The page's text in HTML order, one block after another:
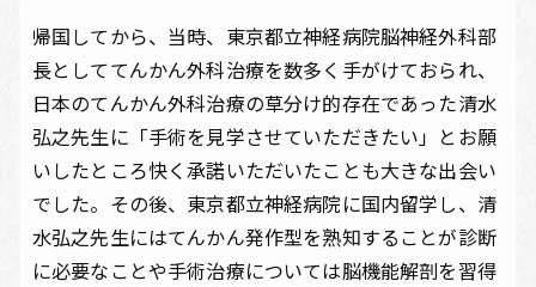
帰国してから、当時、東京都立神経病院脳神経外科部
長としててんかん外科治療を数多く手がけておられ、
日本のてんかん外科治療の草分け的存在であった清水
弘之先生に「手術を見学させていただきたい」とお願
いしたところ快く承諾いただいたことも大きな出会い
でした。その後、東京都立神経病院に国内留学し、清
水弘之先生にはてんかん発作型を熟知することが診断
に必要なことや手術治療については脳機能解剖を習得